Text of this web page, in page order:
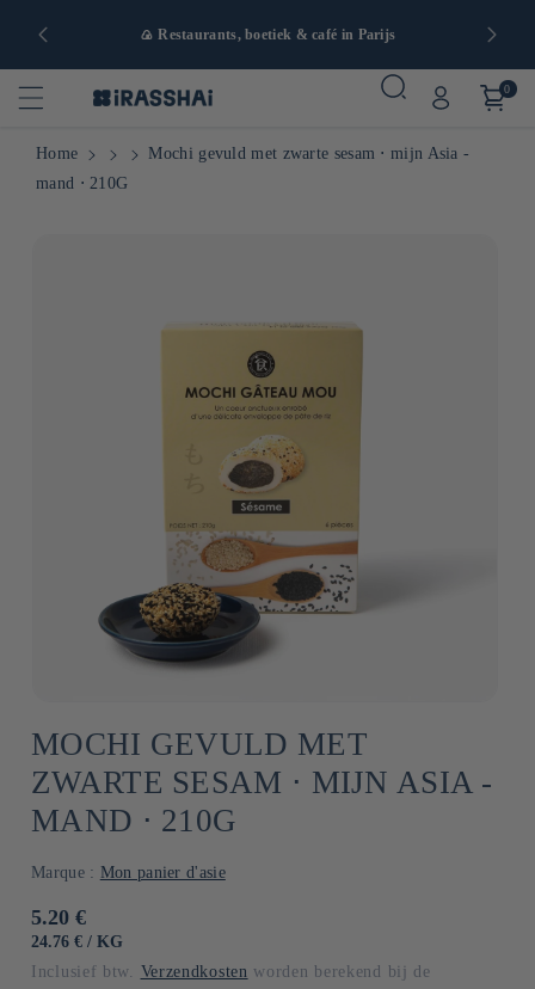
🍙 Restaurants, boetiek & café in Parijs
0
Home
Mochi gevuld met zwarte sesam ⋅ mijn Asia -
mand ⋅ 210G
MOCHI GEVULD MET
ZWARTE SESAM ⋅ MIJN ASIA -
MAND ⋅ 210G
Marque : Mon panier d'asie
Normale
prijs
5.20 €
EENHEIDSPRIJS
24.76 € / PER
KG
Inclusief btw. Verzendkosten worden berekend bij de